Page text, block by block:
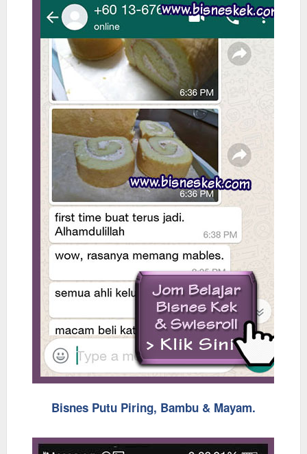
Bisnes Putu Piring, Bambu & Mayam.